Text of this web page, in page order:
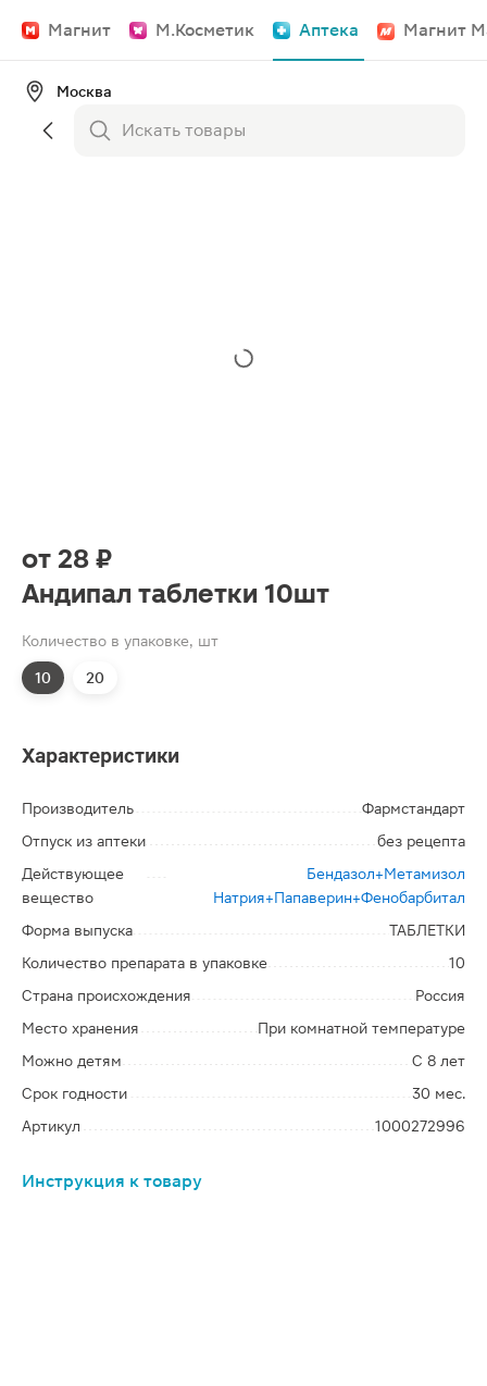
Магнит М.Косметик Аптека Магнит
Москва
от 28 ₽
Андипал таблетки 10шт
Количество в упаковке, шт
10 20
Характеристики
Производитель
Фармстандарт
Отпуск из аптеки
без рецепта
Действующее
вещество
Бендазол+Метамизол
Натрия+Папаверин+Фенобарбитал
Форма выпуска
ТАБЛЕТКИ
Количество препарата в упаковке
10
Страна происхождения
Россия
Место хранения
При комнатной температуре
Можно детям
С 8 лет
Срок годности
30 мес.
Артикул
1000272996
Инструкция к товару